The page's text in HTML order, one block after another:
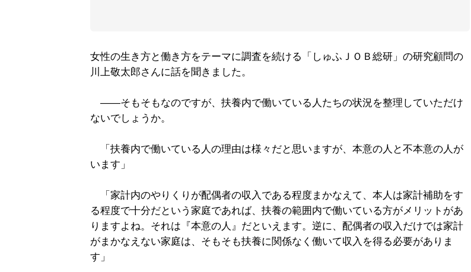
女性の生き方と働き方をテーマに調査を続ける「しゅふＪＯＢ総研」の研究顧問の
川上敬太郎さんに話を聞きました。
――そもそもなのですが、扶養内で働いている人たちの状況を整理していただけ
ないでしょうか。
「扶養内で働いている人の理由は様々だと思いますが、本意の人と不本意の人が
います」
「家計内のやりくりが配偶者の収入である程度まかなえて、本人は家計補助をす
る程度で十分だという家庭であれば、扶養の範囲内で働いている方がメリットがあ
りますよね。それは『本意の人』だといえます。逆に、配偶者の収入だけでは家計
がまかなえない家庭は、そもそも扶養に関係なく働いて収入を得る必要がありま
す」